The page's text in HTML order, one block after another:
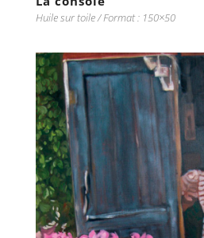
Huile sur toile / Format : 150×50